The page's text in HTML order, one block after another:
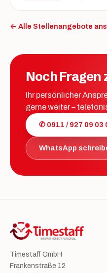
← Alle Stellenangebote
Noch Fragen
Ihr persönlicher
gerne weiter –
✆ 0911 / 927 09 03
WhatsApp
Timestaff GmbH
Frankenstraße 12